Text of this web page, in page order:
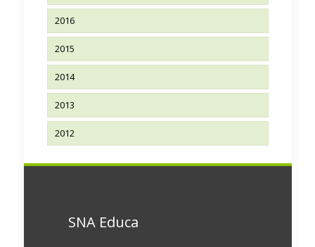
2016
2015
2014
2013
2012
SNA Educa